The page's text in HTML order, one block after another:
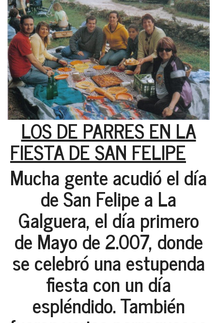
LOS DE PARRES EN LA
FIESTA DE SAN FELIPE
Mucha gente acudió el día
de San Felipe a La
Galguera, el día primero
de Mayo de 2.007, donde
se celebró una estupenda
fiesta con un día
espléndido. También